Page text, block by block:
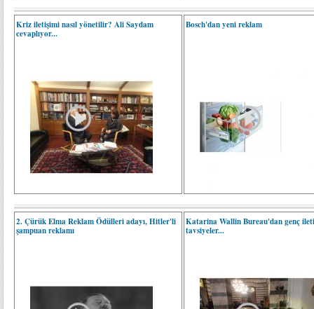
Kriz iletişimi nasıl yönetilir? Ali Saydam
cevaplıyor...
Bosch'dan yeni reklam
2. Çürük Elma Reklam Ödülleri adayı, Hitler'li
şampuan reklamı
Katarina Wallin Bureau'dan genç
tavsiyeler...